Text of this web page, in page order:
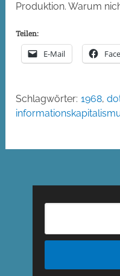
Produktion. Warum
Teilen:
E-Mail
Schlagwörter: 1968,